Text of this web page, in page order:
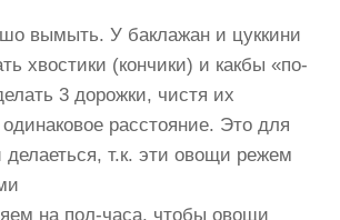
вымыть. У баклажан и цуккини
хвостики (кончики) и какбы «по-
3 дорожки, чистя их
расстояние. Это для
делаеться, т.к. эти овощи режем
на пол-часа, чтобы овощи